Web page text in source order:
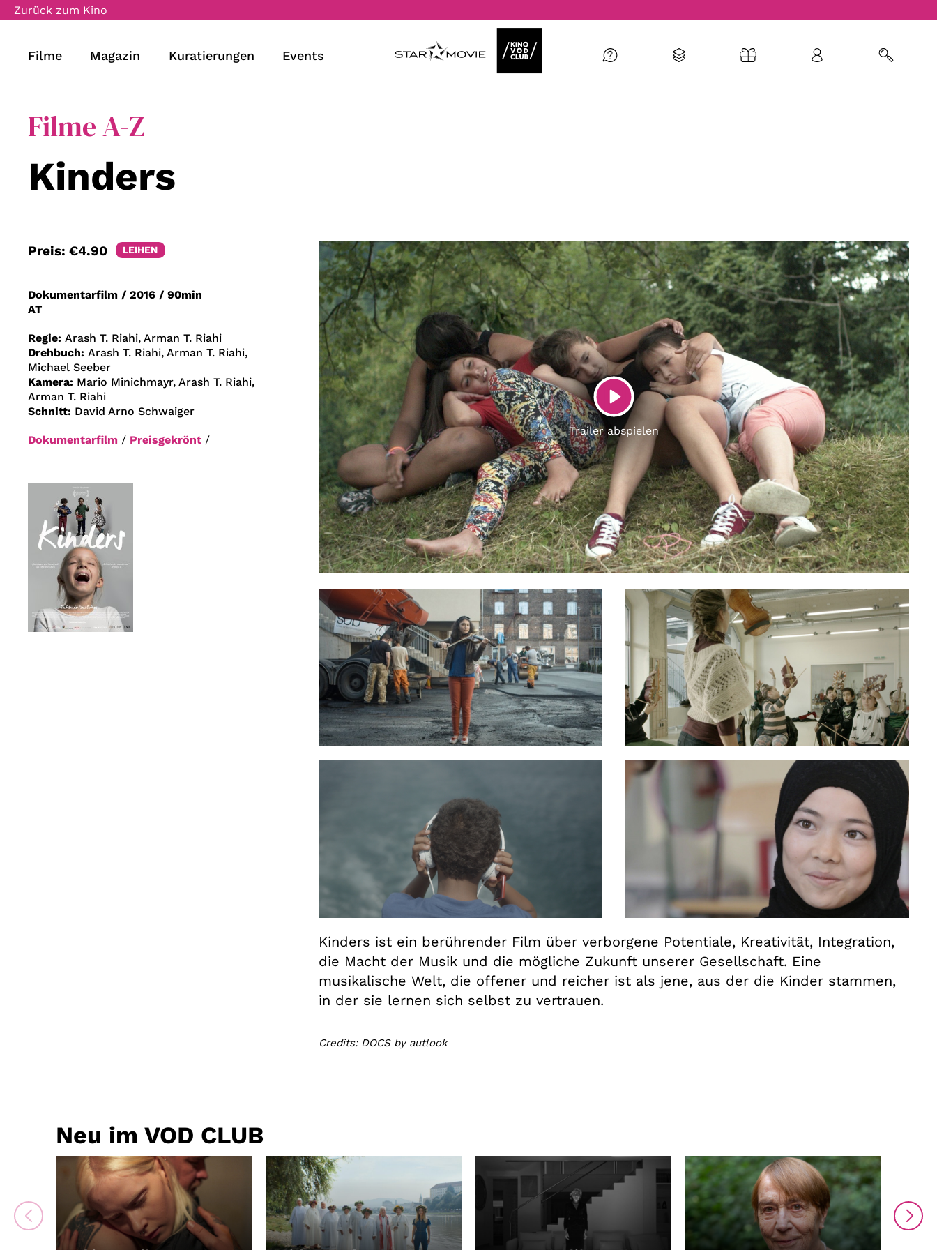
So geht’s
Filmpakete
Gutscheine
& Filmpässe
Account
Suche
Zurück zum Kino
Filme Magazin Kuratierungen Events
Filme A-Z
Kinders
Preis: €4.90 LEIHEN
PLAY
Trailer abspielen
Dokumentarfilm / 2016 / 90min
AT
Regie: Arash T. Riahi, Arman T. Riahi
Drehbuch: Arash T. Riahi, Arman T. Riahi,
Michael Seeber
Kamera: Mario Minichmayr, Arash T. Riahi,
Arman T. Riahi
Schnitt: David Arno Schwaiger
Dokumentarfilm / Preisgekrönt /
Kinders ist ein berührender Film über verborgene Potentiale, Kreativität, Integration,
die Macht der Musik und die mögliche Zukunft unserer Gesellschaft. Eine
musikalische Welt, die offener und reicher ist als jene, aus der die Kinder stammen,
in der sie lernen sich selbst zu vertrauen.
Credits: DOCS by autlook
Neu im VOD CLUB